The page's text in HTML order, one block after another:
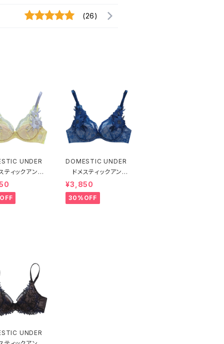
(26)
UNDER
ティックアンダ
ィフフルール
ー（レモネード）
送料無料
DOMESTIC UNDER
ドメスティックアンダ
ー モティフフルール
ブラジャー（ブルー）D2
255
¥3,850
30%OFF
UNDER